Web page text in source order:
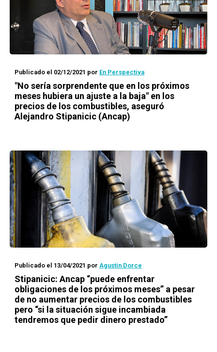
Publicado el 02/12/2021 por En Perspectiva
"No sería sorprendente que en los próximos
meses hubiera un ajuste a la baja" en los
precios de los combustibles, aseguró
Alejandro Stipanicic (Ancap)
Publicado el 13/04/2021 por Agustín Dorce
Stipanicic: Ancap “puede enfrentar
obligaciones de los próximos meses” a pesar
de no aumentar precios de los combustibles
pero “si la situación sigue incambiada
tendremos que pedir dinero prestado”